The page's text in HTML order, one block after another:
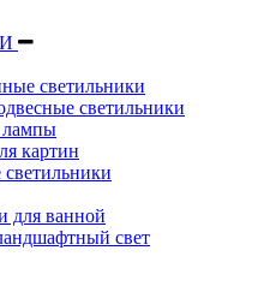
светильники
светильники
лампы
картин
для ванной
свет